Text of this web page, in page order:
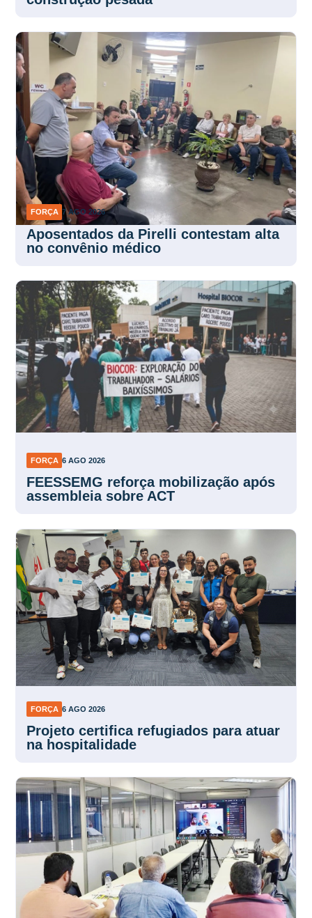
FORÇA 7 AGO 2026
Aposentados da Pirelli contestam alta
no convênio médico
FORÇA 6 AGO 2026
FEESSEMG reforça mobilização após
assembleia sobre ACT
FORÇA 6 AGO 2026
Projeto certifica refugiados para atuar
na hospitalidade